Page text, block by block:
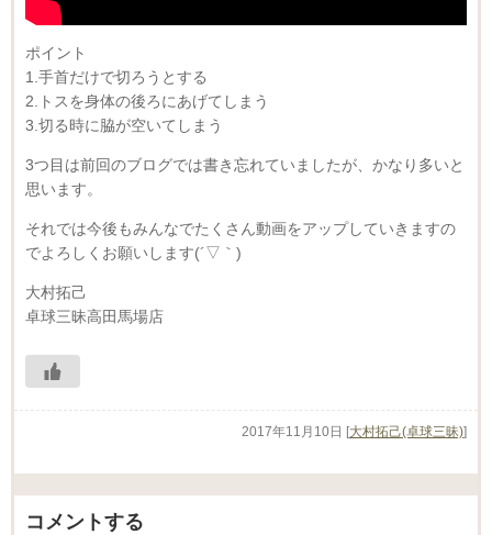
ポイント
1.手首だけで切ろうとする
2.トスを身体の後ろにあげてしまう
3.切る時に脇が空いてしまう
3つ目は前回のブログでは書き忘れていましたが、かなり多いと
思います。
それでは今後もみんなでたくさん動画をアップしていきますの
でよろしくお願いします(´▽｀)
大村拓己
卓球三昧高田馬場店
2017年11月10日 [大村拓己(卓球三昧)]
コメントする